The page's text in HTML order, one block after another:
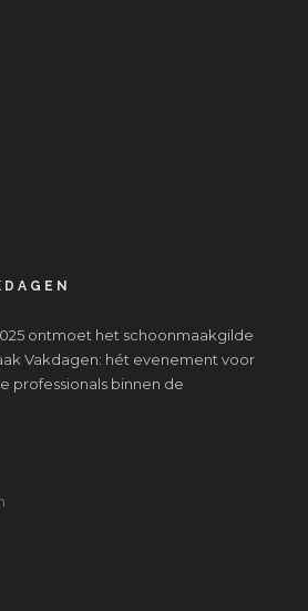
ontmoet het schoonmaakgilde
Vakdagen: hét evenement voor
professionals binnen de